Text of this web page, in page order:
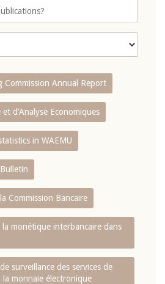
Commission Annual Report
d’Analyse Economiques
in WAEMU
Commission Bancaire
monétique interbancaire dans
surveillance des services de
la monnaie électronique